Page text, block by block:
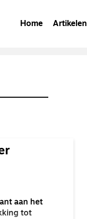
Home Artikelen
aan het
tot